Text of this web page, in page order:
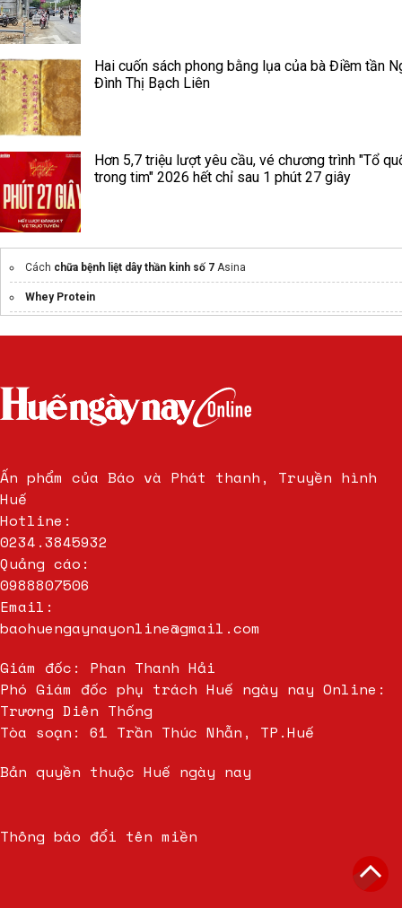
Hai cuốn sách phong bằng lụa của bà Điềm tần
Đình Thị Bạch Liên
Hơn 5,7 triệu lượt yêu cầu, vé chương trình "Tổ
trong tim" 2026 hết chỉ sau 1 phút 27 giây
Cách chữa bệnh liệt dây thần kinh số 7 Asina
Whey Protein
Ấn phẩm của Báo và Phát thanh, Truyền hình
Huế
Hotline:
0234.3845932
Quảng cáo:
0988807506
Email:
baohuengaynayonline@gmail.com
Giám đốc: Phan Thanh Hải
Phó Giám đốc phụ trách Huế ngày nay Online:
Trương Diên Thống
Tòa soạn: 61 Trần Thúc Nhẫn, TP.Huế
Bản quyền thuộc Huế ngày nay
Thông báo đổi tên miền